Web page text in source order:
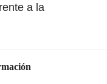
a la